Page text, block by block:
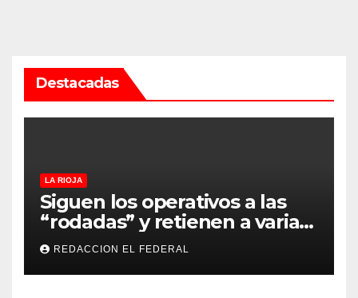
Destacadas
LA RIOJA
Siguen los operativos a las
“rodadas” y retienen a varias
motocicletas
REDACCION EL FEDERAL